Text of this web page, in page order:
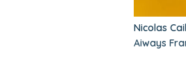
Nicolas
Aiways